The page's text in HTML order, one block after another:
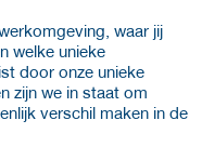
waar jij
welke unieke
door onze unieke
zijn we in staat om
verschil maken in de